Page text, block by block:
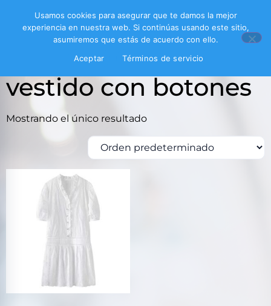
/ Productos etiquetados “vestido con botones”
vestido con botones
Mostrando el único resultado
Usamos cookies para asegurar que te damos la mejor
experiencia en nuestra web. Si continúas usando este sitio,
asumiremos que estás de acuerdo con ello.
Aceptar
Términos de servicio